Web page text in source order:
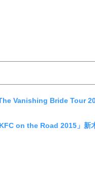
Vanishing Bride Tour
on the Road 2015」新